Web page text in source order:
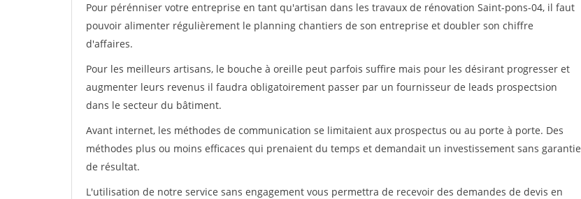
Pour pérénniser votre entreprise en tant qu'artisan dans les travaux de rénovation Saint-pons-04, il faut
pouvoir alimenter régulièrement le planning chantiers de son entreprise et doubler son chiffre
d'affaires.
Pour les meilleurs artisans, le bouche à oreille peut parfois suffire mais pour les désirant progresser et
augmenter leurs revenus il faudra obligatoirement passer par un fournisseur de leads prospectsion
dans le secteur du bâtiment.
Avant internet, les méthodes de communication se limitaient aux prospectus ou au porte à porte. Des
méthodes plus ou moins efficaces qui prenaient du temps et demandait un investissement sans garantie
de résultat.
L'utilisation de notre service sans engagement vous permettra de recevoir des demandes de devis en